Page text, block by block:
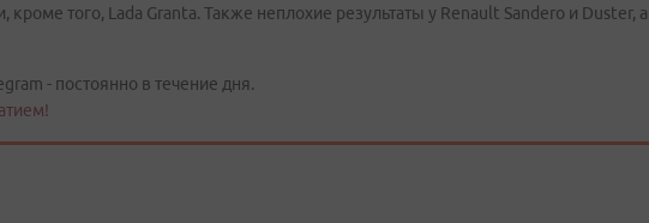
кроме того, Lada Granta. Также неплохие результаты у Renault Sandero и Duster, а
- постоянно в течение дня.